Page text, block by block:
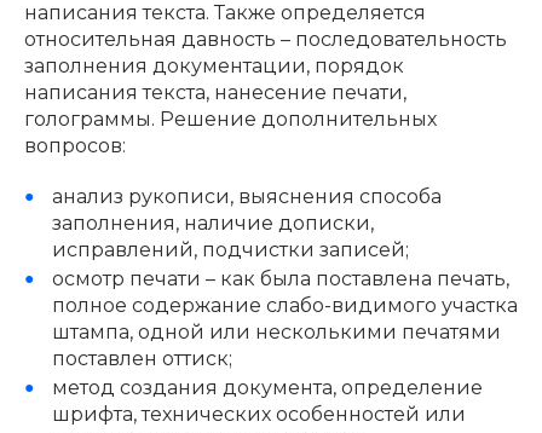
написания текста. Также определяется
относительная давность – последовательность
заполнения документации, порядок
написания текста, нанесение печати,
голограммы. Решение дополнительных
вопросов:
анализ рукописи, выяснения способа
заполнения, наличие дописки,
исправлений, подчистки записей;
осмотр печати – как была поставлена печать,
полное содержание слабо-видимого участка
штампа, одной или несколькими печатями
поставлен оттиск;
метод создания документа, определение
шрифта, технических особенностей или